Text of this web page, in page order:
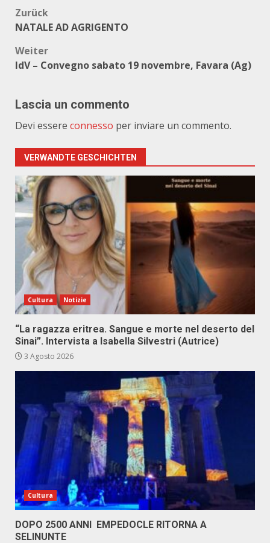
Beitragsnavigation
Zurück
NATALE AD AGRIGENTO
Weiter
IdV – Convegno sabato 19 novembre, Favara (Ag)
Lascia un commento
Devi essere connesso per inviare un commento.
VERWANDTE GESCHICHTEN
Cultura Notizie
“La ragazza eritrea. Sangue e morte nel deserto del
Sinai”. Intervista a Isabella Silvestri (Autrice)
3 Agosto 2026
Cultura
DOPO 2500 ANNI EMPEDOCLE RITORNA A
SELINUNTE